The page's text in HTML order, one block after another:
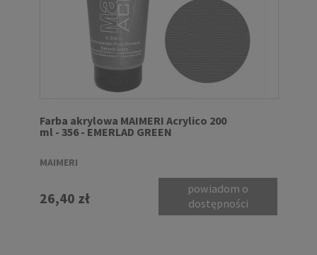
Farba akrylowa MAIMERI Acrylico 200
ml - 356 - EMERLAD GREEN
MAIMERI
26,40 zł
powiadom o
dostępności